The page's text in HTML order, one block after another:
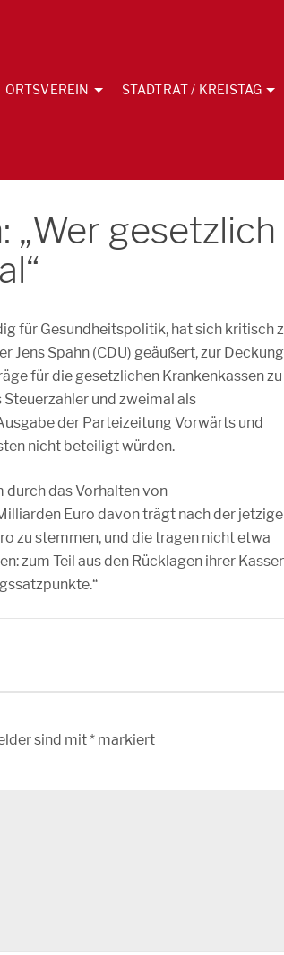
ORTSVEREIN STADTRAT / KREISTAG
„Wer gesetzlich
für Gesundheitspolitik, hat sich kritisch
Jens Spahn (CDU) geäußert, zur Deckung
für die gesetzlichen Krankenkassen zu
und zweimal als
der Parteizeitung Vorwärts und
nicht beteiligt würden.
durch das Vorhalten von
Euro davon trägt nach der
zu stemmen, und die tragen nicht etwa
zum Teil aus den Rücklagen ihrer
sind mit* markiert